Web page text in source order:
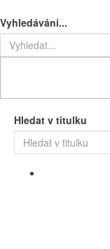
Vyhledávání...
Hledat v titulku